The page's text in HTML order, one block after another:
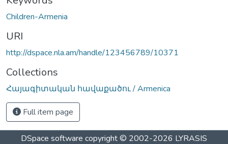
Children-Armenia
URI
http://dspace.nla.am/handle/123456789/10371
Collections
Հայագիտական հավաքածու / Armenica
Full item page
DSpace software copyright © 2002-2026 LYRASIS